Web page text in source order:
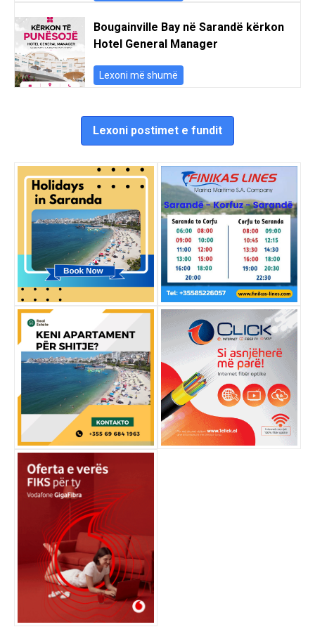
Bougainville Bay në Sarandë kërkon
Hotel General Manager
Lexoni më shumë
Lexoni postimet e fundit